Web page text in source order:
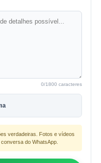
0/1800 caracteres
verdadeiras. Fotos e vídeos
do WhatsApp.